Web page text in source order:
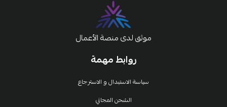
روابط مهمة
سياسة الاستبدال و الاسترجاع
الشحن المجاني
موثق لدى منصة الأعمال